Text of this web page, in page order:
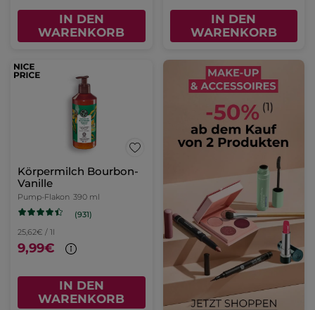
IN DEN
WARENKORB
IN DEN
WARENKORB
Körpermilch Bourbon-
Vanille
Pump-Flakon 390 ml
(931)
25,62€ / 1l
9,99€
IN DEN
WARENKORB